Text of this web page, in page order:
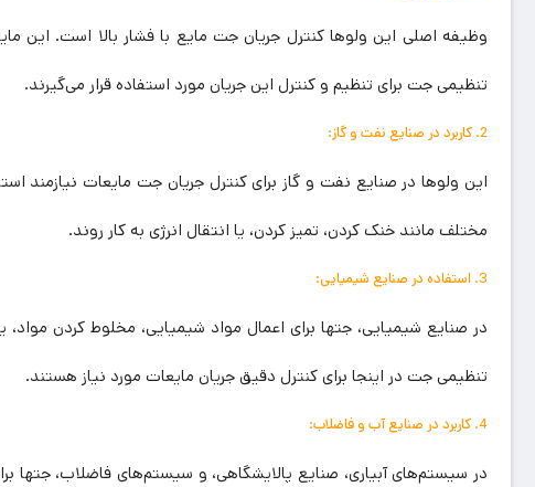
وظیفه اصلی این ولوها کنترل جریان جت مایع با فشار بالا است. این
تنظیمی جت برای تنظیم و کنترل این جریان مورد استفاده قرار می‌گیرند.
2. کاربرد در صنایع نفت و گاز:
این ولوها در صنایع نفت و گاز برای کنترل جریان جت مایعات نیازمند
مختلف مانند خنک کردن، تمیز کردن، یا انتقال انرژی به کار روند.
3. استفاده در صنایع شیمیایی:
در صنایع شیمیایی، جتها برای اعمال مواد شیمیایی، مخلوط کردن
تنظیمی جت در اینجا برای کنترل دقیق جریان مایعات مورد نیاز هستند.
4. کاربرد در صنایع آب و فاضلاب:
در سیستم‌های آبیاری، صنایع پالایشگاهی، و سیستم‌های فاضلاب، جتها